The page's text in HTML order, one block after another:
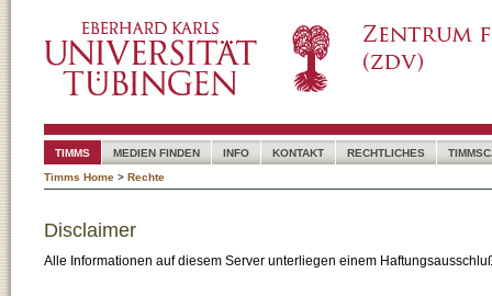
TIMMS MEDIEN FINDEN INFO KONTAKT RECHTLICHES
Timms Home > Rechte
Disclaimer
Alle Informationen auf diesem Server unterliegen einem